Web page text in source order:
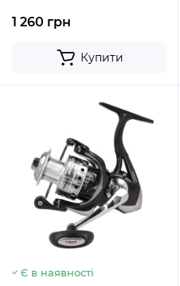
1 260 грн
Купити
Є в наявності